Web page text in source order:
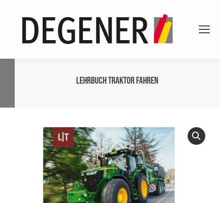
Lehrbuch Traktor fahren